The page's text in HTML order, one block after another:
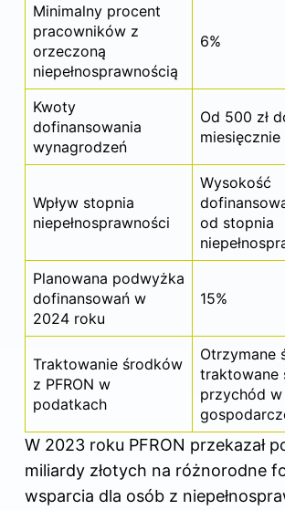
Minimalny procent
pracowników z
orzeczoną
niepełnosprawnością
6%
Kwoty
dofinansowania
wynagrodzeń
Od 500 zł
miesięcznie
Wpływ stopnia
niepełnosprawności
Wysokość
od stopnia
Planowana podwyżka
dofinansowań w
2024 roku
15%
Traktowanie środków
z PFRON w
podatkach
Otrzymane
traktowane
przychód w
W 2023 roku PFRON przekazał
miliardy złotych na różnorodne
wsparcia dla osób z